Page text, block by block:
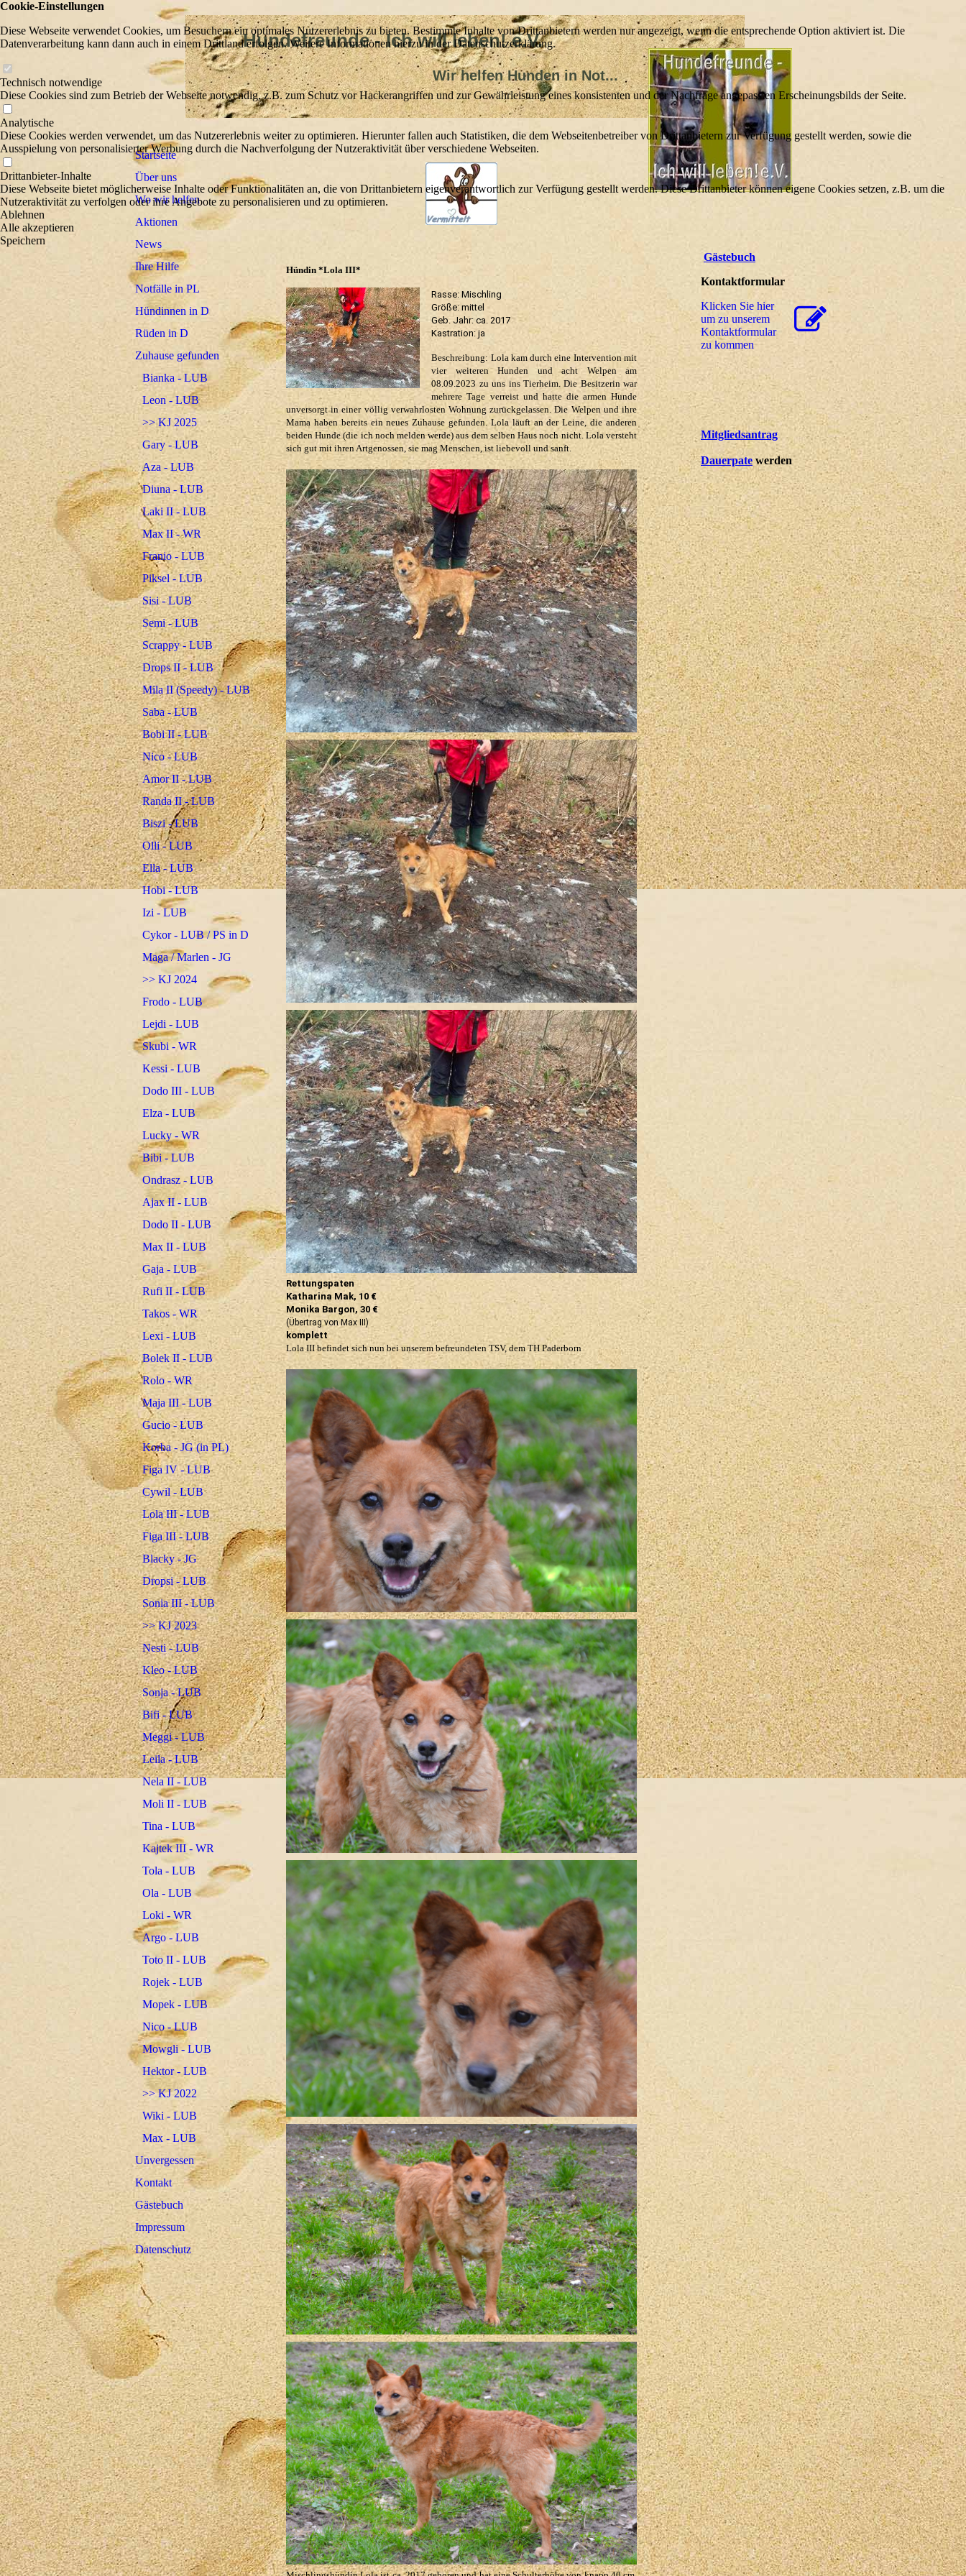
Hündin *Lola III*
Rasse: Mischling
Größe: mittel
Geb. Jahr: ca. 2017
Kastration: ja
Beschreibung: Lola kam durch eine Intervention mit
vier weiteren Hunden und acht Welpen am
08.09.2023 zu uns ins Tierheim. Die Besitzerin war
mehrere Tage verreist und hatte die armen Hunde
unversorgt in einer völlig verwahrlosten Wohnung zurückgelassen. Die Welpen und ihre
Mama haben bereits ein neues Zuhause gefunden. Lola läuft an der Leine, die anderen
beiden Hunde (die ich noch melden werde) aus dem selben Haus noch nicht. Lola versteht
sich gut mit ihren Artgenossen, sie mag Menschen, ist liebevoll und sanft.
Rettungspaten
Katharina Mak, 10 €
Monika Bargon, 30 €
(Übertrag von Max III)
komplett
Lola III befindet sich nun bei unserem befreundeten TSV, dem TH Paderborn
Startseite
Über uns
Wo wir helfen
Aktionen
News
Ihre Hilfe
Notfälle in PL
Hündinnen in D
Rüden in D
Zuhause gefunden
Bianka - LUB
Leon - LUB
>> KJ 2025
Gary - LUB
Aza - LUB
Diuna - LUB
Laki II - LUB
Max II - WR
Franio - LUB
Piksel - LUB
Sisi - LUB
Semi - LUB
Scrappy - LUB
Drops II - LUB
Mila II (Speedy) - LUB
Saba - LUB
Bobi II - LUB
Nico - LUB
Amor II - LUB
Randa II - LUB
Biszi - LUB
Olli - LUB
Ella - LUB
Hobi - LUB
Izi - LUB
Cykor - LUB / PS in D
Maga / Marlen - JG
>> KJ 2024
Frodo - LUB
Lejdi - LUB
Skubi - WR
Kessi - LUB
Dodo III - LUB
Elza - LUB
Lucky - WR
Bibi - LUB
Ondrasz - LUB
Ajax II - LUB
Dodo II - LUB
Max II - LUB
Gaja - LUB
Rufi II - LUB
Takos - WR
Lexi - LUB
Bolek II - LUB
Rolo - WR
Maja III - LUB
Gucio - LUB
Korba - JG (in PL)
Figa IV - LUB
Cywil - LUB
Lola III - LUB
Figa III - LUB
Blacky - JG
Dropsi - LUB
Sonia III - LUB
>> KJ 2023
Nesti - LUB
Kleo - LUB
Sonja - LUB
Bifi - LUB
Meggi - LUB
Leila - LUB
Nela II - LUB
Moli II - LUB
Tina - LUB
Kajtek III - WR
Tola - LUB
Ola - LUB
Loki - WR
Argo - LUB
Toto II - LUB
Rojek - LUB
Mopek - LUB
Nico - LUB
Mowgli - LUB
Hektor - LUB
>> KJ 2022
Wiki - LUB
Max - LUB
Unvergessen
Kontakt
Gästebuch
Impressum
Datenschutz
Hundefreunde - Ich will leben! e.V.
Wir helfen Hunden in Not...
Gästebuch
Kontaktformular
Klicken Sie hier
um zu unserem
Kon­takt­for­mu­lar
zu kommen
Mitgliedsantrag
Dauerpate werden
Cookie-Einstellungen
Diese Webseite verwendet Cookies, um Besuchern ein optimales Nutzererlebnis zu bieten. Bestimmte Inhalte von Drittanbietern werden nur angezeigt, wenn die entsprechende Option aktiviert ist. Die
Datenverarbeitung kann dann auch in einem Drittland erfolgen. Weitere Informationen hierzu in der Datenschutzerklärung.
Technisch notwendige
Diese Cookies sind zum Betrieb der Webseite notwendig, z.B. zum Schutz vor Hackerangriffen und zur Gewährleistung eines konsistenten und der Nachfrage angepassten Erscheinungsbilds der Seite.
Analytische
Diese Cookies werden verwendet, um das Nutzererlebnis weiter zu optimieren. Hierunter fallen auch Statistiken, die dem Webseitenbetreiber von Drittanbietern zur Verfügung gestellt werden, sowie die
Ausspielung von personalisierter Werbung durch die Nachverfolgung der Nutzeraktivität über verschiedene Webseiten.
Drittanbieter-Inhalte
Diese Webseite bietet möglicherweise Inhalte oder Funktionalitäten an, die von Drittanbietern eigenverantwortlich zur Verfügung gestellt werden. Diese Drittanbieter können eigene Cookies setzen, z.B. um die
Nutzeraktivität zu verfolgen oder ihre Angebote zu personalisieren und zu optimieren.
Ablehnen
Alle akzeptieren
Speichern